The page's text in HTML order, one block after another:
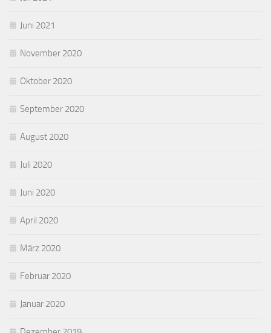
Juni 2021
November 2020
Oktober 2020
September 2020
August 2020
Juli 2020
Juni 2020
April 2020
März 2020
Februar 2020
Januar 2020